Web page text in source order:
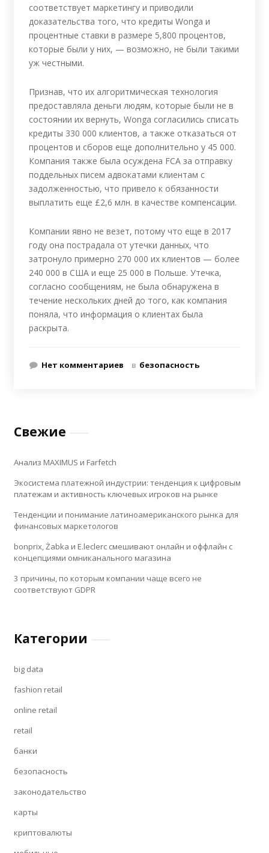
соответствует маркетингу и приводили
доказательства того, что кредиты Wonga и
процентные ставки в размере 5,800 процентов,
которые были у них, — возможно, не были такими
уж честными.
Признав, что их алгоритмическая технология
предоставляла деньги людям, которые были не в
состоянии их вернуть, Wonga согласились списать
кредиты 330 000 клиентов, а также отказаться от
процентов и сборов еще дополнительно у 45 000.
Компания также была осуждена FCA за отправку
поддельных писем адвокатами клиентам с
задолженностью, что привело к обязанности
выплатить еще £2,6 млн. в качестве компенсации.
Компании явно не везет, потому что еще в 2017
году она пострадала от утечки данных, что
затронуло примерно 270 000 их клиентов — более
240 000 в США и еще 25 000 в Польше. Утечка,
согласно сообщениям, не была обнаружена в
течение нескольких дней до того, как компания
поняла, что информация о клиентах была
раскрыта.
Нет комментариев в безопасность
Свежие
Анализ MAXIMUS и Farfetch
Экосистема платежной индустрии: тенденция к цифровым
платежам и активность ключевых игроков на рынке
Тенденции и понимание латиноамериканского рынка для
финансовых маркетологов
bonprix, Żabka и E.leclerc смешивают онлайн и оффлайн с
концепциями омниканального магазина
3 причины, по которым компании чаще всего не
соответствуют GDPR
Категории
big data
fashion retail
online retail
retail
банки
безопасность
законодательство
карты
криптовалюты